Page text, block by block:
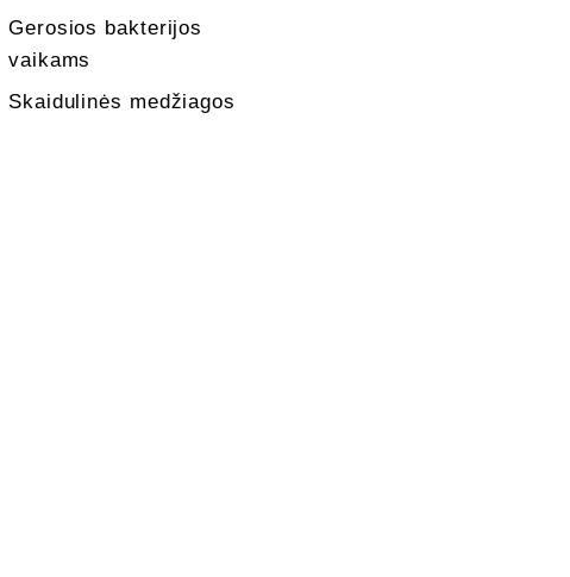
Gerosios bakterijos
vaikams
Skaidulinės medžiagos